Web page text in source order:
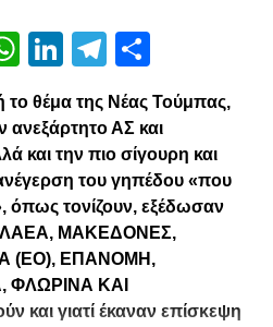
WhatsApp
LinkedIn
Telegram
θέμα της Νέας Τούμπας,
ανεξάρτητο ΑΣ και
και την πιο σίγουρη και
του γηπέδου «που
όπως τονίζουν, εξέδωσαν
ΜΑΚΕΔΟΝΕΣ,
(ΕΟ), ΕΠΑΝΟΜΗ,
ΦΛΩΡΙΝΑ ΚΑΙ
γιατί έκαναν επίσκεψη